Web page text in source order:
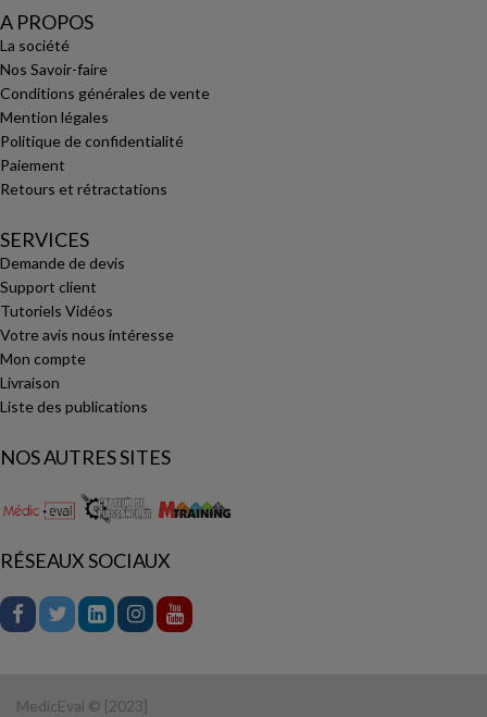
A PROPOS
La société
Nos Savoir-faire
Conditions générales de vente
Mention légales
Politique de confidentialité
Paiement
Retours et rétractations
SERVICES
Demande de devis
Support client
Tutoriels Vidéos
Votre avis nous intéresse
Mon compte
Livraison
Liste des publications
NOS AUTRES SITES
RÉSEAUX SOCIAUX
MedicEval © [2023]